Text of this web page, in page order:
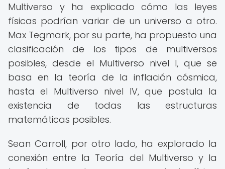
Multiverso y ha explicado cómo las leyes
físicas podrían variar de un universo a otro.
Max Tegmark, por su parte, ha propuesto una
clasificación de los tipos de multiversos
posibles, desde el Multiverso nivel I, que se
basa en la teoría de la inflación cósmica,
hasta el Multiverso nivel IV, que postula la
existencia de todas las estructuras
matemáticas posibles.
Sean Carroll, por otro lado, ha explorado la
conexión entre la Teoría del Multiverso y la